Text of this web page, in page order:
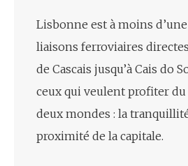
Lisbonne est à moins
liaisons ferroviaires
de Cascais jusqu’à Cais do
ceux qui veulent profiter
deux mondes : la
proximité de la capitale.